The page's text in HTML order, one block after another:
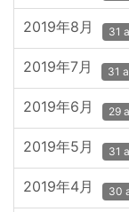
2019年8月 31
2019年7月 31
2019年6月 29
2019年5月 31
2019年4月 30